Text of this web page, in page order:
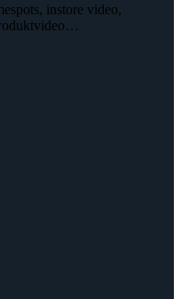
instore video,